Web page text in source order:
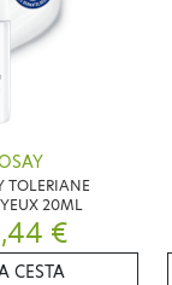
TOLERIANE
20ML
€
CESTA